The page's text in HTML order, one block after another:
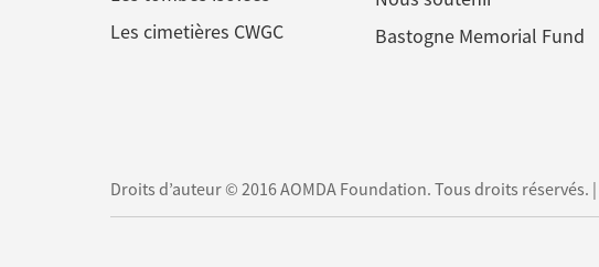
Les cimetières CWGC
Bastogne Memorial Fund
Droits d’auteur © 2016 AOMDA Foundation. Tous droits réservés. |